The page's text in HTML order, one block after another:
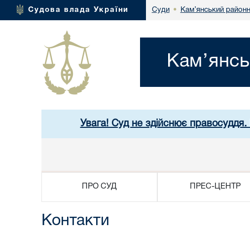
Судова влада України Суди • Кам’янський
Увага! Суд не здійснює правосуддя.
ПРО СУД ПРЕС-ЦЕНТР
Контакти